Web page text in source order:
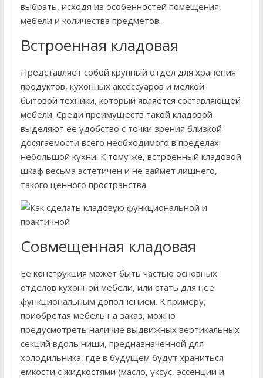
выбрать, исходя из особенностей помещения,
мебели и количества предметов.
Встроенная кладовая
Представляет собой крупный отдел для хранения
продуктов, кухонных аксессуаров и мелкой
бытовой техники, который является составляющей
мебели. Среди преимуществ такой кладовой
выделяют ее удобство с точки зрения близкой
досягаемости всего необходимого в пределах
небольшой кухни. К тому же, встроенный кладовой
шкаф весьма эстетичен и не займет лишнего,
такого ценного пространства.
Совмещенная кладовая
Ее конструкция может быть частью основных
отделов кухонной мебели, или стать для нее
функциональным дополнением. К примеру,
приобретая мебель на заказ, можно
предусмотреть наличие выдвижных вертикальных
секций вдоль ниши, предназначенной для
холодильника, где в будущем будут храниться
емкости с жидкостями (масло, уксус, эссенции и